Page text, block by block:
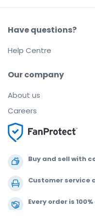
Buy and sell with
Customer service
Every order is
Our company
About us
Careers
Have questions?
Help Centre